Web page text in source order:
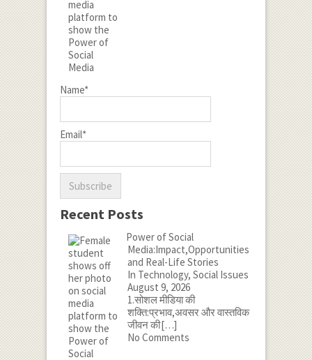
Name*
Email*
Recent Posts
Power of Social
Media:Impact,Opportunities
and Real-Life Stories
In Technology, Social Issues
August 9, 2026
1.सोशल मीडिया की
शक्ति:प्रभाव,अवसर और वास्तविक
जीवन की[…]
No Comments